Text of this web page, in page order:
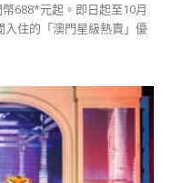
幣688*元起。即日起至10月
入住的「澳門星級熱賣」優